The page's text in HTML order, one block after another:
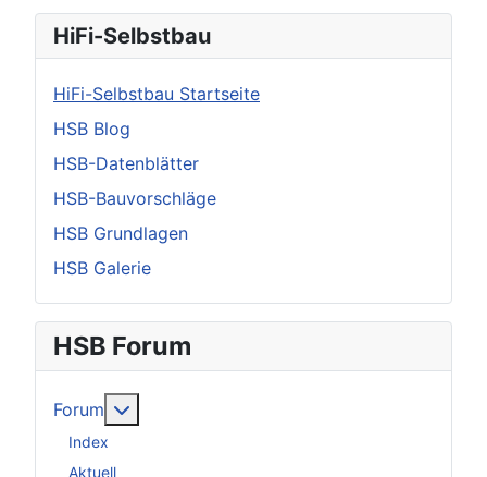
HiFi-Selbstbau
HiFi-Selbstbau Startseite
HSB Blog
HSB-Datenblätter
HSB-Bauvorschläge
HSB Grundlagen
HSB Galerie
HSB Forum
Forum
Index
Aktuell